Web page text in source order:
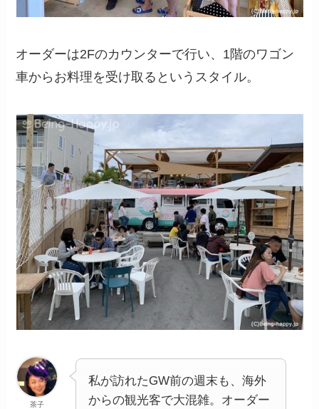
オーダーは2Fのカウンターで行い、1階のワゴン
車からお料理を受け取るというスタイル。
茶子
私が訪れたGW前の週末も、海外
からの観光客で大混雑。オーダー